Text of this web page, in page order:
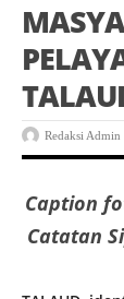
Redaksi Admin
Caption
Catatan